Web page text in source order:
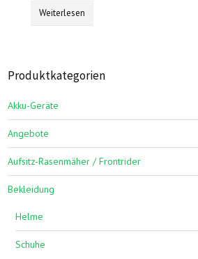
Weiterlesen
Produktkategorien
Akku-Geräte
Angebote
Aufsitz-Rasenmäher / Frontrider
Bekleidung
Helme
Schuhe